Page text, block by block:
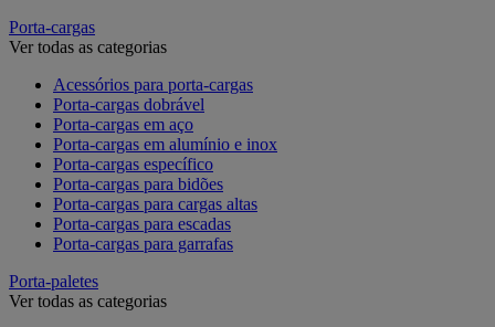
Porta-cargas
Ver todas as categorias
Acessórios para porta-cargas
Porta-cargas dobrável
Porta-cargas em aço
Porta-cargas em alumínio e inox
Porta-cargas específico
Porta-cargas para bidões
Porta-cargas para cargas altas
Porta-cargas para escadas
Porta-cargas para garrafas
Porta-paletes
Ver todas as categorias